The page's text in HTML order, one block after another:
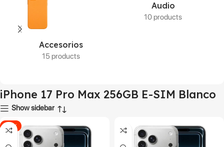
Accesorios
15 products
Audio
10 products
iPhone 17 Pro Max 256GB E-SIM Blanco
Show sidebar
-26%